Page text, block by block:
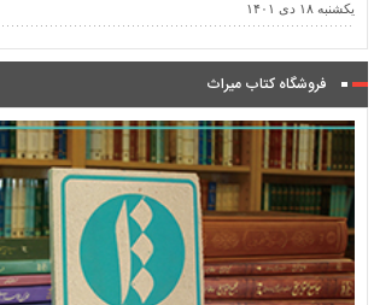
یکشنبه ۱۸ دی ۱۴۰۱
فروشگاه کتاب میراث